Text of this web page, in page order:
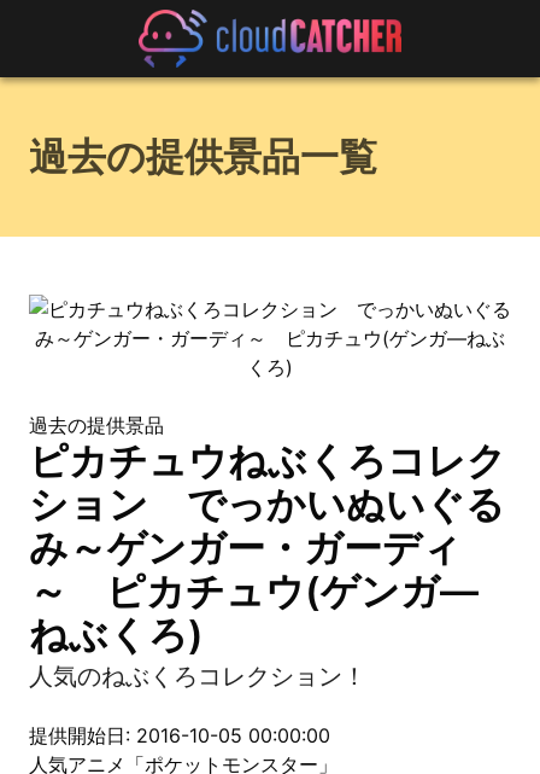
過去の提供景品一覧
過去の提供景品
ピカチュウねぶくろコレク
ション でっかいぬいぐる
み～ゲンガー・ガーディ
～ ピカチュウ(ゲンガ―
ねぶくろ)
人気のねぶくろコレクション！
提供開始日: 2016-10-05 00:00:00
人気アニメ「ポケットモンスター」